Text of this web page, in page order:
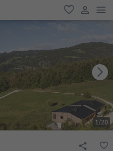
favoriti
user link
1/20